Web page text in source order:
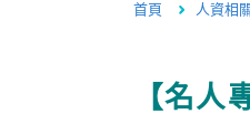
首頁 人資相關
【名人